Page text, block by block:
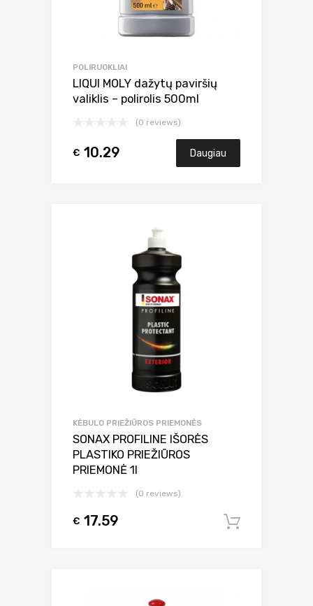
POLIRUOKLIAI
LIQUI MOLY dažytų paviršių
valiklis – polirolis 500ml
(0 reviews)
€ 10.29 Daugiau
KĖBULO PRIEŽIŪROS PRIEMONĖS
SONAX PROFILINE IŠORĖS
PLASTIKO PRIEŽIŪROS
PRIEMONĖ 1l
(0 reviews)
€ 17.59